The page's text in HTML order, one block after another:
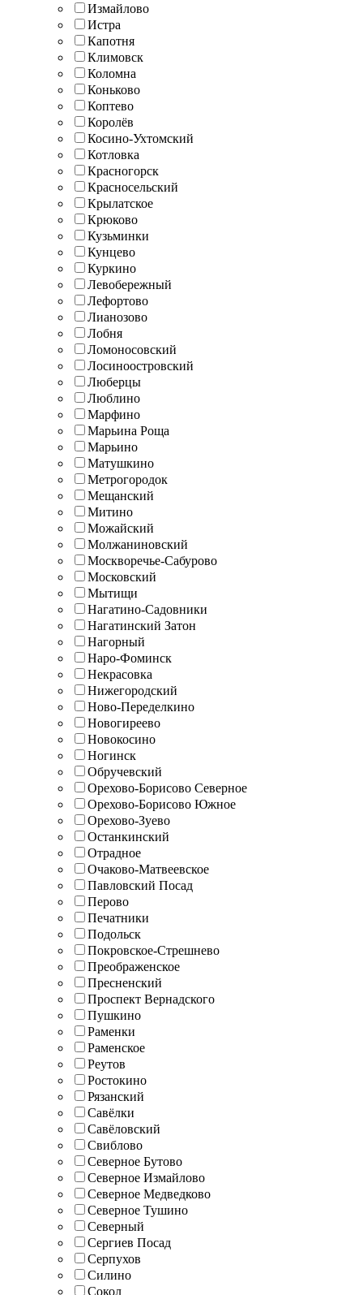
Измайлово
Истра
Капотня
Климовск
Коломна
Коньково
Коптево
Королёв
Косино-Ухтомский
Котловка
Красногорск
Красносельский
Крылатское
Крюково
Кузьминки
Кунцево
Куркино
Левобережный
Лефортово
Лианозово
Лобня
Ломоносовский
Лосиноостровский
Люберцы
Люблино
Марфино
Марьина Роща
Марьино
Матушкино
Метрогородок
Мещанский
Митино
Можайский
Молжаниновский
Москворечье-Сабурово
Московский
Мытищи
Нагатино-Садовники
Нагатинский Затон
Нагорный
Наро-Фоминск
Некрасовка
Нижегородский
Ново-Переделкино
Новогиреево
Новокосино
Ногинск
Обручевский
Орехово-Борисово Северное
Орехово-Борисово Южное
Орехово-Зуево
Останкинский
Отрадное
Очаково-Матвеевское
Павловский Посад
Перово
Печатники
Подольск
Покровское-Стрешнево
Преображенское
Пресненский
Проспект Вернадского
Пушкино
Раменки
Раменское
Реутов
Ростокино
Рязанский
Савёлки
Савёловский
Свиблово
Северное Бутово
Северное Измайлово
Северное Медведково
Северное Тушино
Северный
Сергиев Посад
Серпухов
Силино
Сокол